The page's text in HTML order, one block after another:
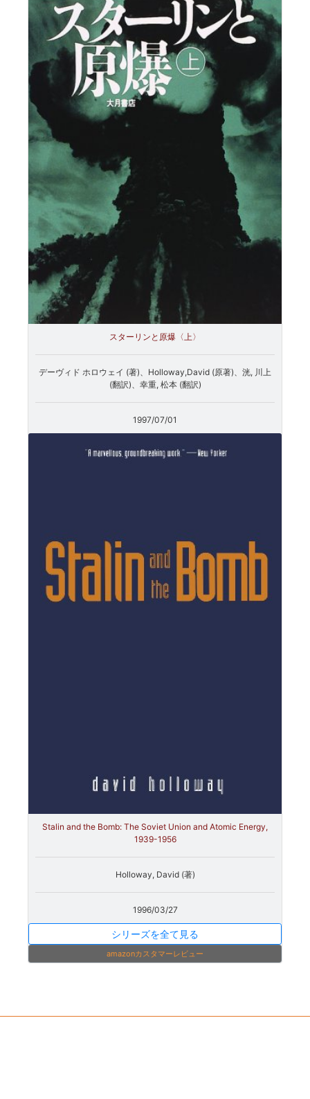
スターリンと原爆〈上〉
デーヴィド ホロウェイ (著)、Holloway,David (原著)、洸, 川上
(翻訳)、幸重, 松本 (翻訳)
1997/07/01
Stalin and the Bomb: The Soviet Union and Atomic Energy,
1939-1956
Holloway, David (著)
1996/03/27
シリーズを全て見る
amazonカスタマーレビュー